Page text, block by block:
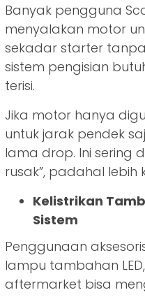
Banyak pengguna
menyalakan motor
sekadar starter
sistem pengisian
terisi.
Jika motor hanya
untuk jarak pendek
lama drop. Ini sering
rusak”, padahal
Kelistrikan
Sistem
Penggunaan
lampu tambahan
aftermarket bisa